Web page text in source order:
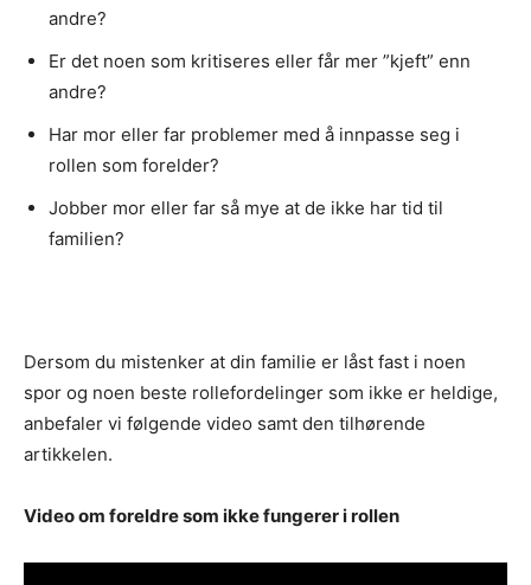
andre?
Er det noen som kritiseres eller får mer ”kjeft” enn
andre?
Har mor eller far problemer med å innpasse seg i
rollen som forelder?
Jobber mor eller far så mye at de ikke har tid til
familien?
Dersom du mistenker at din familie er låst fast i noen
spor og noen beste rollefordelinger som ikke er heldige,
anbefaler vi følgende video samt den tilhørende
artikkelen.
Video om foreldre som ikke fungerer i rollen